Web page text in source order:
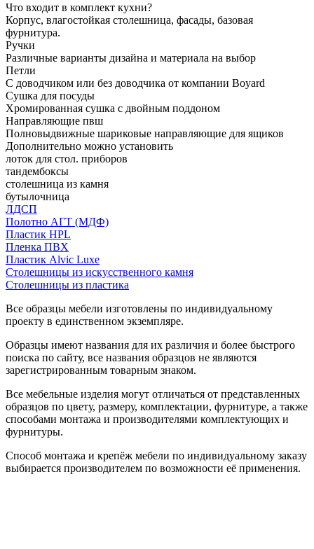
Что входит в комплект кухни?
Корпус, влагостойкая столешница, фасады, базовая
фурнитура.
Ручки
Различные варианты дизайна и материала на выбор
Петли
С доводчиком или без доводчика от компании Boyard
Сушка для посуды
Хромированная сушка с двойным поддоном
Направляющие пвш
Полновыдвижные шариковые направляющие для ящиков
Дополнительно можно установить
лоток для стол. приборов
тандембоксы
столешница из камня
бутылочница
ЛДСП
Полотно АГТ (МДФ)
Пластик HPL
Пленка ПВХ
Пластик Alvic Luxe
Столешницы из искусственного камня
Столешницы из пластика
Все образцы мебели изготовлены по индивидуальному
проекту в единственном экземпляре.
Образцы имеют названия для их различия и более быстрого
поиска по сайту, все названия образцов не являются
зарегистрированным товарным знаком.
Все мебельные изделия могут отличаться от представленных
образцов по цвету, размеру, комплектации, фурнитуре, а также
способами монтажа и производителями комплектующих и
фурнитуры.
Способ монтажа и крепёж мебели по индивидуальному заказу
выбирается производителем по возможности её применения.